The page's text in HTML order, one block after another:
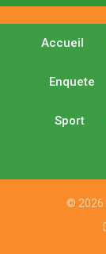
Accueil
Enquete
Sport
© 2026